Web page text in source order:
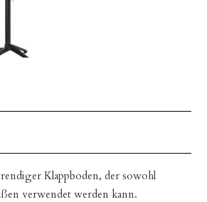
Klappboden, der sowohl
verwendet werden kann.